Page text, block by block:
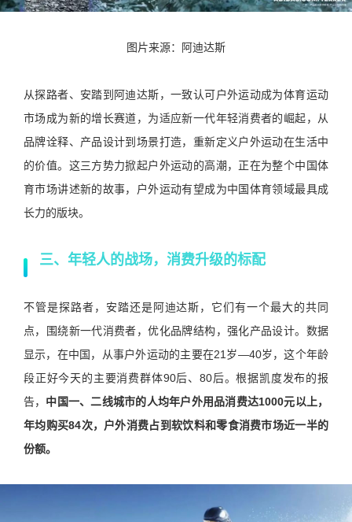
图片来源：阿迪达斯
从探路者、安踏到阿迪达斯，一致认可户外运动成为体育运动
市场成为新的增长赛道，为适应新一代年轻消费者的崛起，从
品牌诠释、产品设计到场景打造，重新定义户外运动在生活中
的价值。这三方势力掀起户外运动的高潮，正在为整个中国体
育市场讲述新的故事，户外运动有望成为中国体育领域最具成
长力的版块。
三、年轻人的战场，消费升级的标配
不管是探路者，安踏还是阿迪达斯，它们有一个最大的共同
点，围绕新一代消费者，优化品牌结构，强化产品设计。数据
显示，在中国，从事户外运动的主要在21岁—40岁，这个年龄
段正好今天的主要消费群体90后、80后。根据凯度发布的报
告， 中国一、二线城市的人均年户外用品消费达1000元以上，
年均购买84次，户外消费占到软饮料和零食消费市场近一半的
份额。